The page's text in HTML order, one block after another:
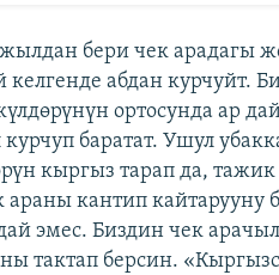
бери чек арадагы
келгенде абдан курчуйт.
ортосунда ар
баратат. Ушул
кыргыз тарап да, тажик
араны кантип кайтарууну
эмес. Биздин чек
тактап берсин.